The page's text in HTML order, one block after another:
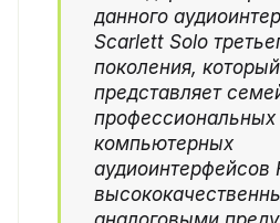
данного
Scarlett Solo
поколения, который
представляет
профессиональных
компьютерных
аудиоинтерфейсов